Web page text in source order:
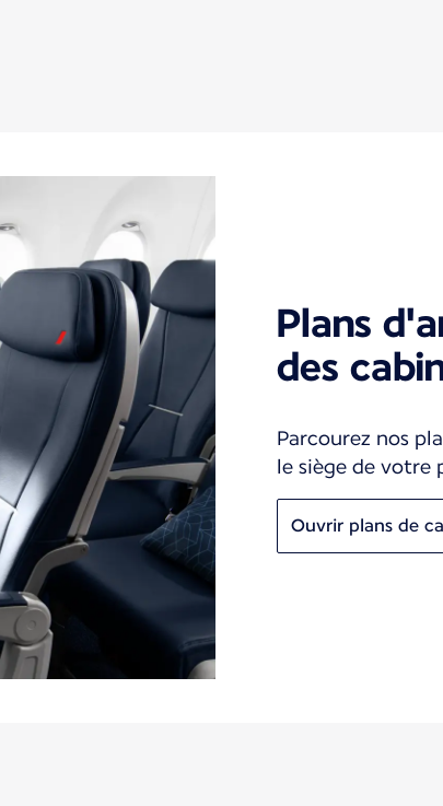
Plans
des
Parcourez nos
le siège de votre
Ouvrir plans de